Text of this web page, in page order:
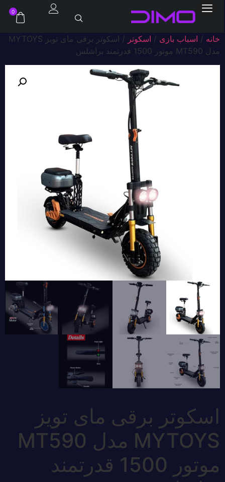
0
خانه/ اسباب بازی/ اسکوتر
/ اسکوتر برقی مای تویز MYTOYS
مدل MT590 موتور 1500 قدرتمند براشلس
اسکوتر برقی مای تویز
MYTOYS مدل MT590
موتور 1500 قدرتمند